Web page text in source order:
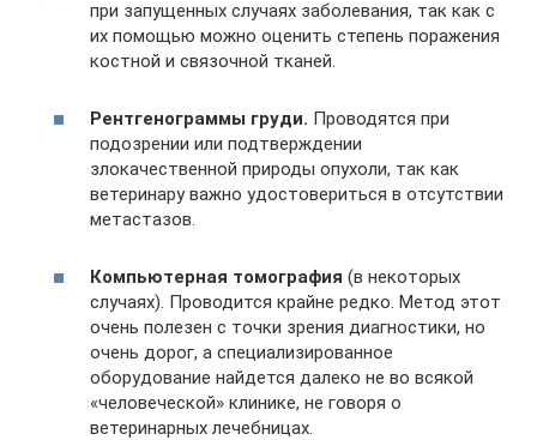
при запущенных случаях заболевания, так как с
их помощью можно оценить степень поражения
костной и связочной тканей.
Рентгенограммы груди. Проводятся при
подозрении или подтверждении
злокачественной природы опухоли, так как
ветеринару важно удостовериться в отсутствии
метастазов.
Компьютерная томография (в некоторых
случаях). Проводится крайне редко. Метод этот
очень полезен с точки зрения диагностики, но
очень дорог, а специализированное
оборудование найдется далеко не во всякой
«человеческой» клинике, не говоря о
ветеринарных лечебницах.